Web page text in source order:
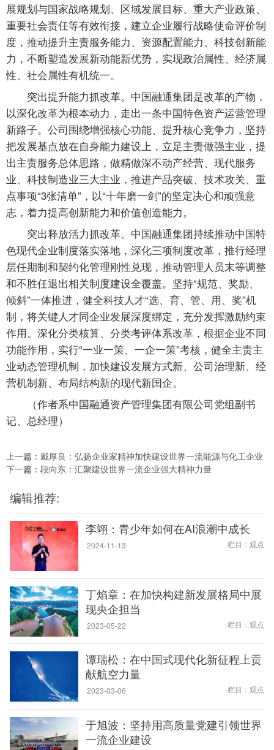
展规划与国家战略规划、区域发展目标、重大产业政策、
重要社会责任等有效衔接，建立企业履行战略使命评价制
度，推动提升主责服务能力、资源配置能力、科技创新能
力，不断塑造发展新动能新优势，实现政治属性、经济属
性、社会属性有机统一。
突出提升能力抓改革。中国融通集团是改革的产物，
以深化改革为根本动力，走出一条中国特色资产运营管理
新路子。公司围绕增强核心功能、提升核心竞争力，坚持
把发展基点放在自身能力建设上，立足主责做强主业，提
出主责服务总体思路，做精做深不动产经营、现代服务
业、科技制造业三大主业，推进产品突破、技术攻关、重
点事项“3张清单”，以“十年磨一剑”的坚定决心和顽强意
志，着力提高创新能力和价值创造能力。
突出释放活力抓改革。中国融通集团持续推动中国特
色现代企业制度落实落地，深化三项制度改革，推行经理
层任期制和契约化管理刚性兑现，推动管理人员末等调整
和不胜任退出相关制度建设全覆盖。坚持“规范、奖励、
倾斜”一体推进，健全科技人才“选、育、管、用、奖”机
制，将关键人才同企业发展深度绑定，充分发挥激励约束
作用。深化分类核算、分类考评体系改革，根据企业不同
功能作用，实行“一业一策、一企一策”考核，健全主责主
业动态管理机制，加快建设发展方式新、公司治理新、经
营机制新、布局结构新的现代新国企。
（作者系中国融通资产管理集团有限公司党组副书
记、总经理）
上一篇： 戴厚良：弘扬企业家精神加快建设世界一流能源与化工企业
下一篇： 段向东：汇聚建设世界一流企业强大精神力量
编辑推荐:
李翊：青少年如何在AI浪潮中成长
2024-11-13 栏目：观点
丁焰章：在加快构建新发展格局中展
现央企担当
2023-05-22 栏目：观点
谭瑞松：在中国式现代化新征程上贡
献航空力量
2023-03-06 栏目：观点
于旭波：坚持用高质量党建引领世界
一流企业建设